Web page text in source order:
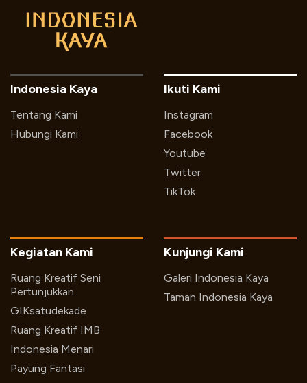
Indonesia Kaya
Tentang Kami
Hubungi Kami
Ikuti Kami
Instagram
Facebook
Youtube
Twitter
TikTok
Kegiatan Kami
Ruang Kreatif Seni
Pertunjukkan
GIKsatudekade
Ruang Kreatif IMB
Indonesia Menari
Payung Fantasi
Kunjungi Kami
Galeri Indonesia Kaya
Taman Indonesia Kaya